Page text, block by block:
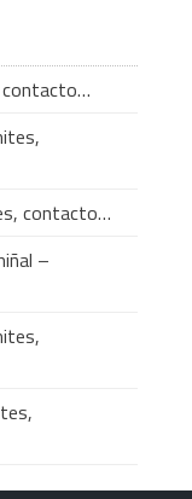
contacto…
contacto…
–